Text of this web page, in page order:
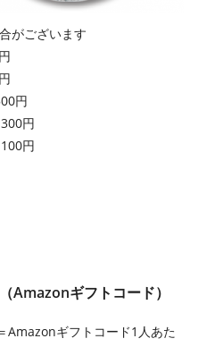
がございます
円
円
円
Amazonギフトコード）
Amazonギフトコード1人あた